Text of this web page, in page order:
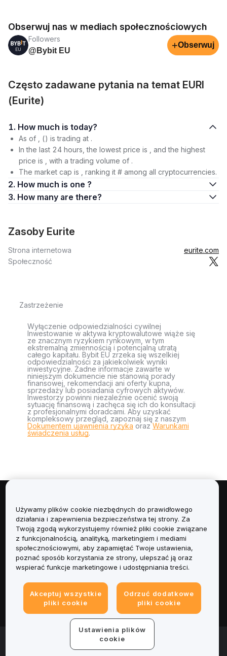
Obserwuj nas w mediach społecznościowych
Followers
@Bybit EU
+Obserwuj
Często zadawane pytania na temat EURI
(Eurite)
1. How much is today?
As of , () is trading at .
In the last 24 hours, the lowest price is , and the highest
price is , with a trading volume of .
The market cap is , ranking it # among all cryptocurrencies.
2. How much is one ?
3. How many are there?
Zasoby Eurite
Strona internetowa
eurite.com
Społeczność
Zastrzeżenie
Wyłączenie odpowiedzialności cywilnej
Inwestowanie w aktywa kryptowalutowe wiąże się
ze znacznym ryzykiem rynkowym, w tym
ekstremalną zmiennością i potencjalną utratą
całego kapitału. Bybit EU zrzeka się wszelkiej
odpowiedzialności za jakiekolwiek wyniki
inwestycyjne. Żadne informacje zawarte w
niniejszym dokumencie nie stanowią porady
finansowej, rekomendacji ani oferty kupna,
sprzedaży lub posiadania cyfrowych aktywów.
Inwestorzy powinni niezależnie ocenić swoją
sytuację finansową i zachęca się ich do konsultacji
z profesjonalnymi doradcami. Aby uzyskać
kompleksowy przegląd, zapoznaj się z naszym
Dokumentem ujawnienia ryzyka orazWarunkami
świadczenia usług.
Informacje
Usługi
Obsługa Klienta
Informacje prawne
© 2025-2026 Bybit.eu. All rights reserved.
Używamy plików cookie niezbędnych do prawidłowego
działania i zapewnienia bezpieczeństwa tej strony. Za
Twoją zgodą wykorzystujemy również pliki cookie związane
z funkcjonalnością, analityką, marketingiem i mediami
społecznościowymi, aby zapamiętać Twoje ustawienia,
poznać sposób korzystania ze strony, ulepszać ją oraz
wspierać funkcje marketingowe i udostępniania treści.
Akceptuj wszystkie
pliki cookie
Odrzuć dodatkowe
pliki cookie
Ustawienia plików
cookie